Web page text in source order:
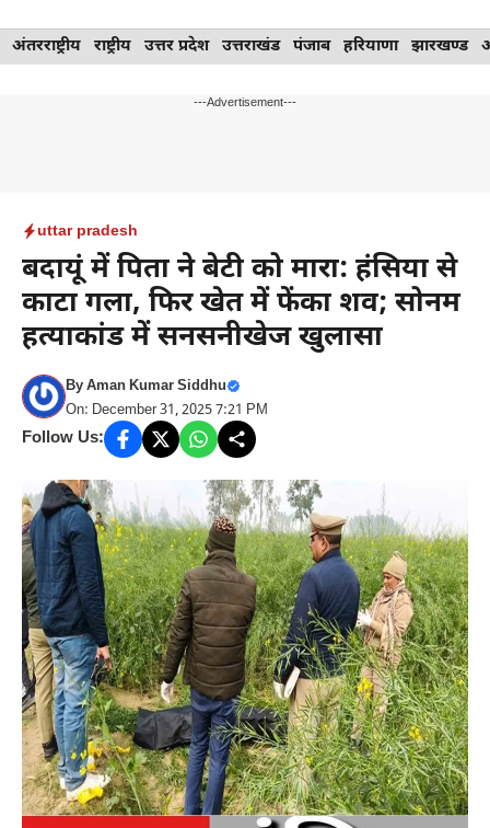
Skip
to
अंतरराष्ट्रीय राष्ट्रीय उत्तर प्रदेश उत्तराखंड पंजाब हरियाणा झारखण्ड
---Advertisement---
uttar pradesh
बदायूं में पिता ने बेटी को मारा: हंसिया से
काटा गला, फिर खेत में फेंका शव; सोनम
हत्याकांड में सनसनीखेज खुलासा
ByAman Kumar Siddhu
On: December 31, 2025 7:21 PM
Follow Us: